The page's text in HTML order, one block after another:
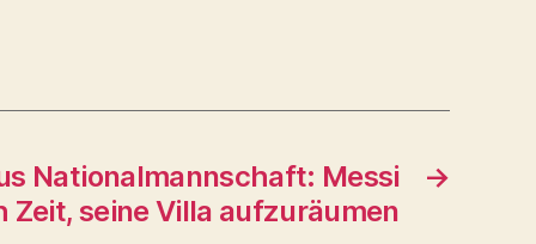
→
Nationalmannschaft: Messi
Zeit, seine Villa aufzuräumen